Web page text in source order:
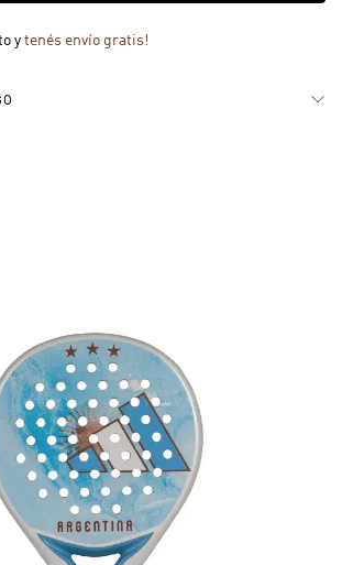
y tenés envío gratis!